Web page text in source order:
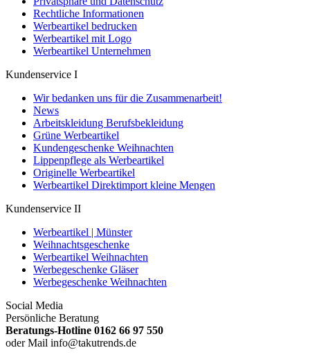
Rechtliche Informationen
Werbeartikel bedrucken
Werbeartikel mit Logo
Werbeartikel Unternehmen
Kundenservice I
Wir bedanken uns für die Zusammenarbeit!
News
Arbeitskleidung Berufsbekleidung
Grüne Werbeartikel
Kundengeschenke Weihnachten
Lippenpflege als Werbeartikel
Originelle Werbeartikel
Werbeartikel Direktimport kleine Mengen
Kundenservice II
Werbeartikel | Münster
Weihnachtsgeschenke
Werbeartikel Weihnachten
Werbegeschenke Gläser
Werbegeschenke Weihnachten
Social Media
Persönliche Beratung
Beratungs-Hotline 0162 66 97 550
oder Mail info@takutrends.de